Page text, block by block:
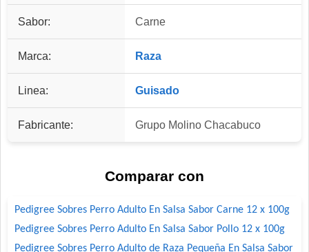
Sabor: Carne
Marca: Raza
Linea: Guisado
Fabricante: Grupo Molino Chacabuco
Comparar con
Pedigree Sobres Perro Adulto En Salsa Sabor Carne 12 x 100g
Pedigree Sobres Perro Adulto En Salsa Sabor Pollo 12 x 100g
Pedigree Sobres Perro Adulto de Raza Pequeña En Salsa Sabor